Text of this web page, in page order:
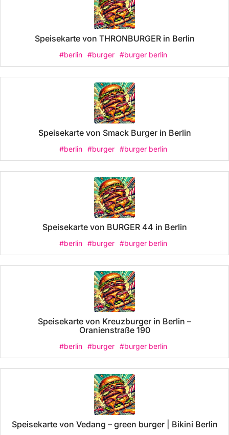
Speisekarte von THRONBURGER in Berlin
#berlin #burger #burger berlin
Speisekarte von Smack Burger in Berlin
#berlin #burger #burger berlin
Speisekarte von BURGER 44 in Berlin
#berlin #burger #burger berlin
Speisekarte von Kreuzburger in Berlin –
Oranienstraße 190
#berlin #burger #burger berlin
Speisekarte von Vedang – green burger | Bikini Berlin